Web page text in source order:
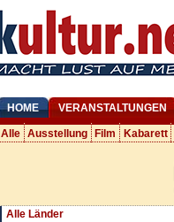
HOME VERANSTALTUNGEN
Alle Ausstellung Film Kabarett
Alle Länder